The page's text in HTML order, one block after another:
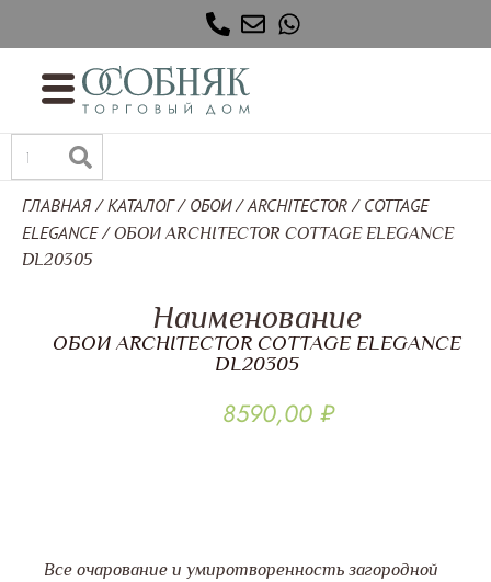
ГЛАВНАЯ /КАТАЛОГ/ ОБОИ/ARCHITECTOR / COTTAGE
ELEGANCE/ ОБОИ ARCHITECTOR COTTAGE ELEGANCE
DL20305
Наименование
ОБОИ ARCHITECTOR COTTAGE ELEGANCE
DL20305
8590,00 ₽
Все очарование и умиротворенность загородной